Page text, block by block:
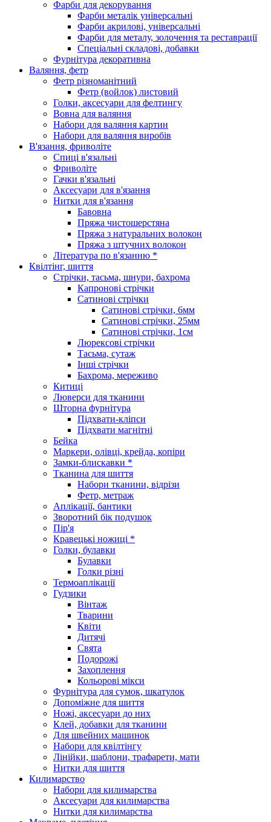
Фарби для декорування
Фарби металік універсальні
Фарби акрилові, універсальні
Фарби для металу, золочення та реставрації
Спеціальні складові, добавки
Фурнітура декоративна
Валяння, фетр
Фетр різноманітний
Фетр (войлок) листовий
Голки, аксесуари для фелтингу
Вовна для валяння
Набори для валяння картин
Набори для валяння виробів
В'язання, фриволіте
Спиці в'язальні
Фриволіте
Гачки в'язальні
Аксесуари для в'язання
Нитки для в'язання
Бавовна
Пряжа чистошерстяна
Пряжа з натуральних волокон
Пряжа з штучних волокон
Література по в'язанню *
Квілтінг, шиття
Стрічки, тасьма, шнури, бахрома
Капронові стрічки
Сатинові стрічки
Сатинові стрічки, 6мм
Сатинові стрічки, 25мм
Сатинові стрічки, 1см
Люрексові стрічки
Тасьма, сутаж
Інші стрічки
Бахрома, мереживо
Китиці
Люверси для тканини
Шторна фурнітура
Підхвати-кліпси
Підхвати магнітні
Бейка
Маркери, олівці, крейда, копіри
Замки-блискавки *
Тканина для шиття
Набори тканини, відрізи
Фетр, метраж
Аплікації, бантики
Зворотний бік подушок
Пір'я
Кравецькі ножиці *
Голки, булавки
Булавки
Голки різні
Термоаплікації
Гудзики
Вінтаж
Тварини
Квіти
Дитячі
Свята
Подорожі
Захоплення
Кольорові мікси
Фурнітура для сумок, шкатулок
Допоміжне для шиття
Ножі, аксесуари до них
Клей, добавки для тканини
Для швейних машинок
Набори для квілтінгу
Лінійки, шаблони, трафарети, мати
Нитки для шиття
Килимарство
Набори для килимарства
Аксесуари для килимарства
Нитки для килимарства